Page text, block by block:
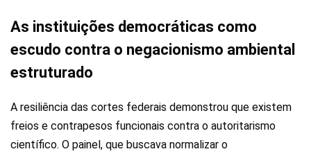
As instituições democráticas como
escudo contra o negacionismo ambiental
estruturado
A resiliência das cortes federais demonstrou que existem
freios e contrapesos funcionais contra o autoritarismo
científico. O painel, que buscava normalizar o